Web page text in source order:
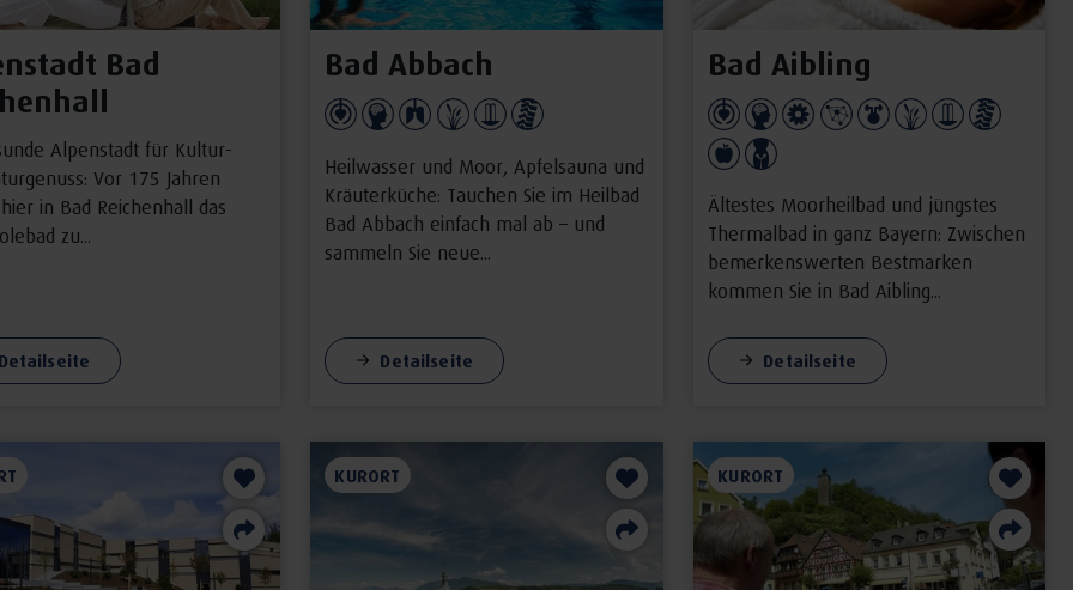
Bad
Alpenstadt für Kultur-
Vor 175 Jahren
in Bad Reichenhall das
zu...
Detailseite
Bad Abbach
Heilwasser und Moor, Apfelsauna und
Kräuterküche: Tauchen Sie im Heilbad
Bad Abbach einfach mal ab – und
sammeln Sie neue...
Detailseite
Bad Aibling
Ältestes Moorheilbad und jüngstes
Thermalbad in ganz Bayern: Zwischen
bemerkenswerten Bestmarken
kommen Sie in Bad Aibling...
Detailseite
KURORT KURORT